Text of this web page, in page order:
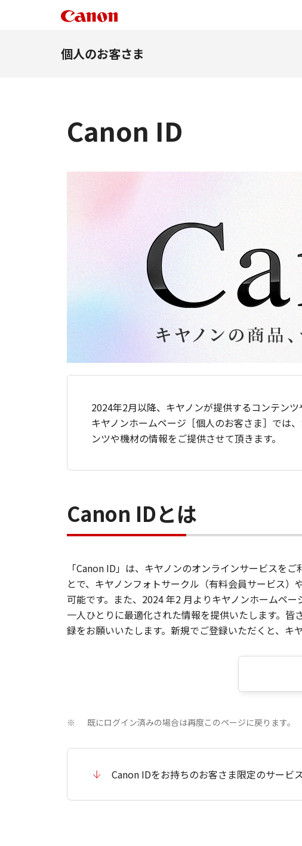
個人のお客さま
Canon ID
2024年2月以降、キヤノンが提供するコンテン
キヤノンホームページ［個人のお客さま］では
ンツや機材の情報をご提供させて頂きます。
Canon IDとは
「Canon ID」は、キヤノンのオンラインサービスを
とで、キヤノンフォトサークル（有料会員サービス
可能です。また、2024 年2 月よりキヤノンホームペ
一人ひとりに最適化された情報を提供いたします。
録をお願いいたします。新規でご登録いただくと、キ
※ 既にログイン済みの場合は再度このページに戻ります。
Canon IDをお持ちのお客さま限定のサービ